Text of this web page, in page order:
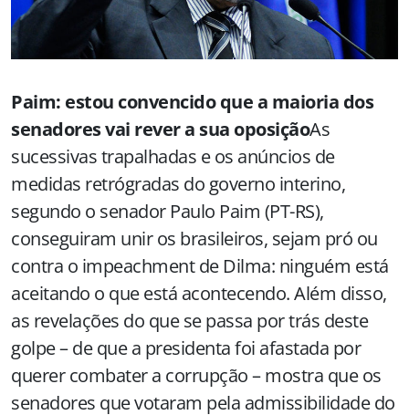
Paim: estou convencido que a maioria dos
senadores vai rever a sua oposiçãoAs
sucessivas trapalhadas e os anúncios de
medidas retrógradas do governo interino,
segundo o senador Paulo Paim (PT-RS),
conseguiram unir os brasileiros, sejam pró ou
contra o impeachment de Dilma: ninguém está
aceitando o que está acontecendo. Além disso,
as revelações do que se passa por trás deste
golpe – de que a presidenta foi afastada por
querer combater a corrupção – mostra que os
senadores que votaram pela admissibilidade do